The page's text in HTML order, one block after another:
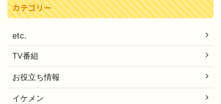
カテゴリー
etc.
TV番組
お役立ち情報
イケメン